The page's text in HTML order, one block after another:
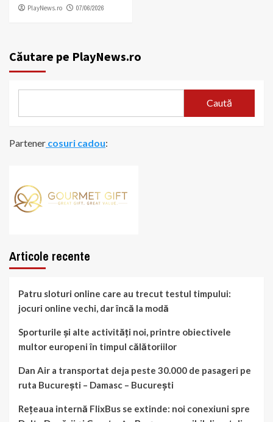
PlayNews.ro 07/06/2026
Căutare pe PlayNews.ro
Caută
Partener cosuri cadou:
Articole recente
Patru sloturi online care au trecut testul timpului:
jocuri online vechi, dar încă la modă
Sporturile și alte activități noi, printre obiectivele
multor europeni în timpul călătoriilor
Dan Air a transportat deja peste 30.000 de pasageri pe
ruta București – Damasc – București
Rețeaua internă FlixBus se extinde: noi conexiuni spre